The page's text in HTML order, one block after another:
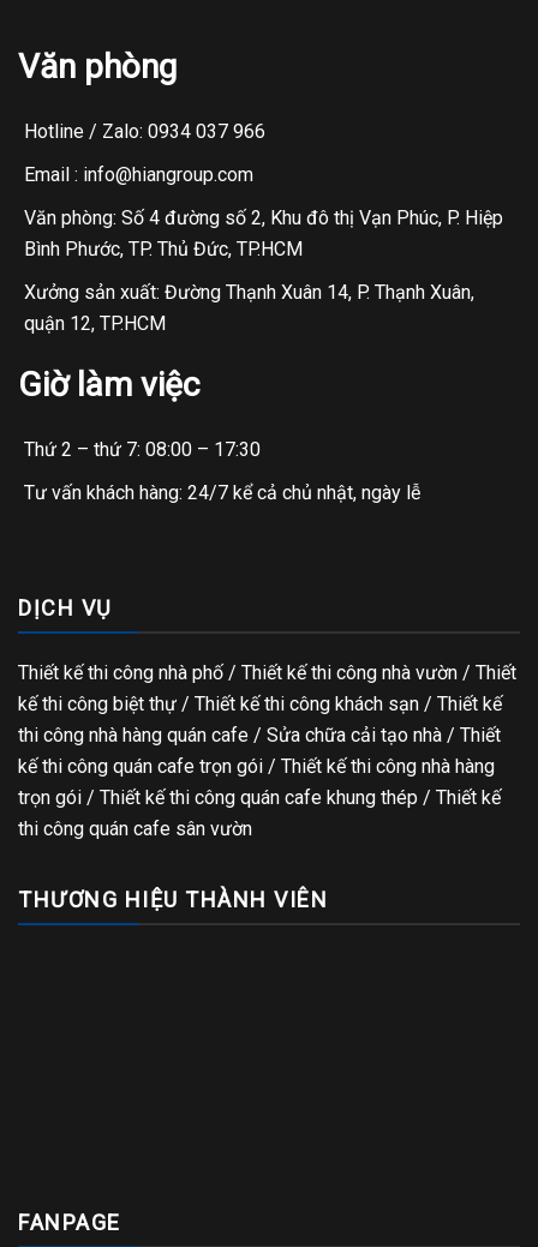
Văn phòng
Hotline / Zalo: 0934 037 966
Email : info@hiangroup.com
Văn phòng: Số 4 đường số 2, Khu đô thị Vạn Phúc, P. Hiệp
Bình Phước, TP. Thủ Đức, TP.HCM
Xưởng sản xuất: Đường Thạnh Xuân 14, P. Thạnh Xuân,
quận 12, TP.HCM
Giờ làm việc
Thứ 2 – thứ 7: 08:00 – 17:30
Tư vấn khách hàng: 24/7 kể cả chủ nhật, ngày lễ
DỊCH VỤ
Thiết kế thi công nhà phố / Thiết kế thi công nhà vườn / Thiết
kế thi công biệt thự / Thiết kế thi công khách sạn / Thiết kế
thi công nhà hàng quán cafe / Sửa chữa cải tạo nhà / Thiết
kế thi công quán cafe trọn gói / Thiết kế thi công nhà hàng
trọn gói / Thiết kế thi công quán cafe khung thép / Thiết kế
thi công quán cafe sân vườn
THƯƠNG HIỆU THÀNH VIÊN
FANPAGE